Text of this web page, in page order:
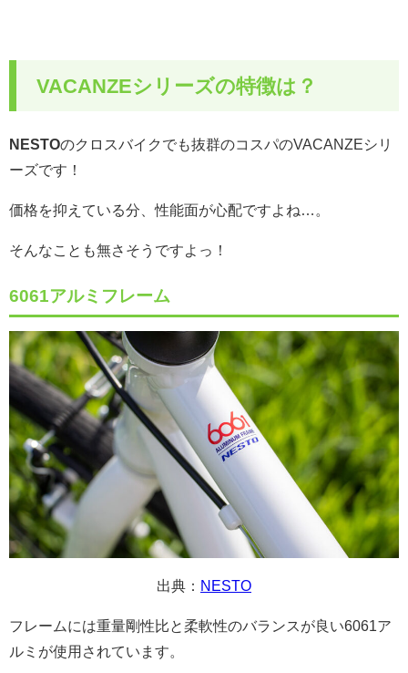
VACANZEシリーズの特徴は？
NESTOのクロスバイクでも抜群のコスパのVACANZEシリ
ーズです！
価格を抑えている分、性能面が心配ですよね…。
そんなことも無さそうですよっ！
6061アルミフレーム
出典： NESTO
フレームには重量剛性比と柔軟性のバランスが良い6061ア
ルミが使用されています。